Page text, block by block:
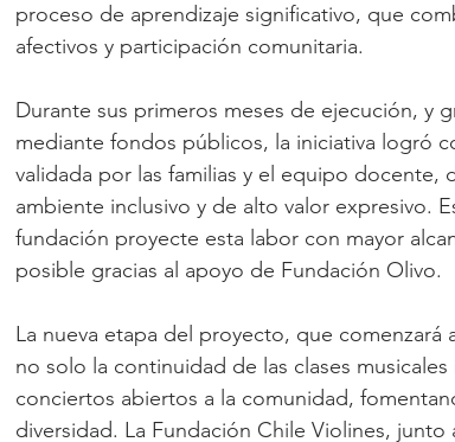
proceso de aprendizaje significativo, que
afectivos y participación comunitaria.
Durante sus primeros meses de ejecución, y
mediante fondos públicos, la iniciativa logró
validada por las familias y el equipo docente,
ambiente inclusivo y de alto valor expresivo.
fundación proyecte esta labor con mayor
posible gracias al apoyo de Fundación Olivo.
La nueva etapa del proyecto, que
no solo la continuidad de las clases
conciertos abiertos a la comunidad,
diversidad. La Fundación Chile Violines,